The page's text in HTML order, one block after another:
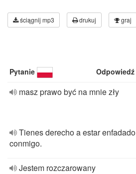
ściągnij mp3 drukuj graj
Pytanie Odpowiedź
masz prawo być na mnie zły
Tienes derecho a estar enfadado
conmigo.
Jestem rozczarowany